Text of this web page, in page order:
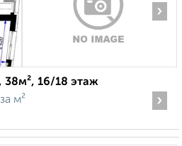
›
38м², 16/18 этаж
за м² ›